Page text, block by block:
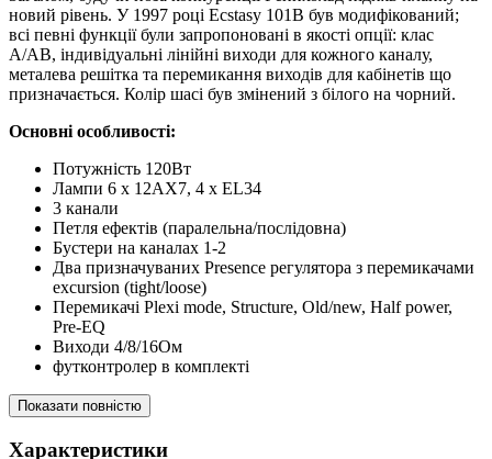
новий рівень. У 1997 році Ecstasy 101B був модифікований;
всі певні функції були запропоновані в якості опції: клас
A/AB, індивідуальні лінійні виходи для кожного каналу,
металева решітка та перемикання виходів для кабінетів що
призначається. Колір шасі був змінений з білого на чорний.
Основні особливості:
Потужність 120Вт
Лампи 6 х 12AX7, 4 х EL34
3 канали
Петля ефектів (паралельна/послідовна)
Бустери на каналах 1-2
Два призначуваних Presence регулятора з перемикачами
excursion (tight/loose)
Перемикачі Plexi mode, Structure, Old/new, Half power,
Pre-EQ
Виходи 4/8/16Ом
футконтролер в комплекті
Показати повністю
Характеристики